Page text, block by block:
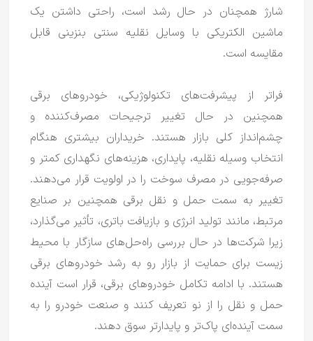
شارژ همچنان در حال رشد است، راحتی داشتن یک
ماشین الکتریکی با وسایل نقلیه سنتی بنزینی قابل
مقایسه است.
فراتر از پیشرفت‌های تکنولوژیکی، خودروهای برقی
همچنین در حال تغییر ترجیحات مصرف‌کننده و
چشم‌انداز کلی بازار هستند. خریداران بیشتری هنگام
انتخاب وسیله نقلیه، پایداری، هزینه‌های نگهداری کمتر و
صرفه‌جویی در مصرف سوخت را در اولویت قرار می‌دهند.
تغییر به سمت حمل و نقل برقی همچنین بر صنایع
مرتبط، مانند تولید انرژی و بازیافت باتری، تأثیر می‌گذارد،
زیرا شرکت‌ها در حال بررسی راه‌حل‌های سازگار با محیط
زیست برای حمایت از بازار رو به رشد خودروهای برقی
هستند. با ادامه تکامل خودروهای برقی، قرار است آینده
حمل و نقل را از نو تعریف کنند و صنعت خودرو را به
سمت آینده‌ای پاک‌تر و پایدارتر سوق دهند.